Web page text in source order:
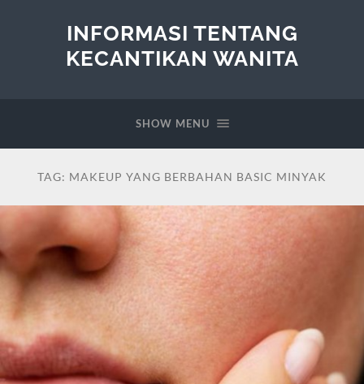
INFORMASI TENTANG
KECANTIKAN WANITA
SHOW MENU
TAG: MAKEUP YANG BERBAHAN BASIC MINYAK